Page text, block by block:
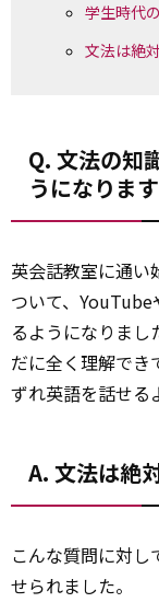
学生時代
文法は絶
Q. 文法の知
うになりま
英会話教室に通い
ついて、
るようになりまし
だに全く理解でき
ずれ英語を話せる
A. 文法は絶
こんな質問に対し
せられました。